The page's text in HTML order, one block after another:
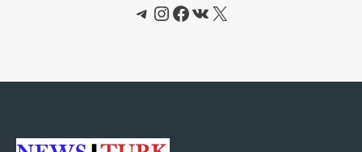
Telegram
Instagram
Facebook
ВКонтакте
X